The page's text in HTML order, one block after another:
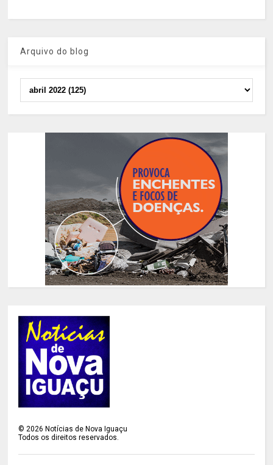
Arquivo do blog
©2026 Notícias de Nova Iguaçu
Todos os direitos reservados.